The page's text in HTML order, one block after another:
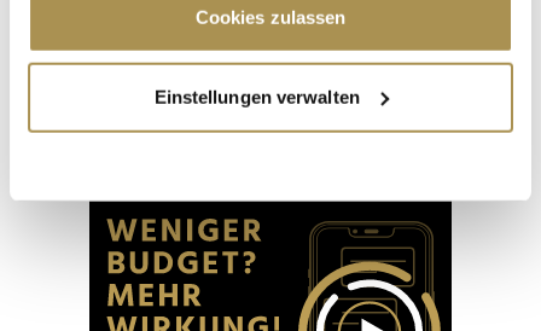
Trigger Symbol ändern oder widerrufen
Informationen über Ihre geografische Lage
erfassen, welche bis auf einige Meter genau sein
bestimmten Merkmalen (Fingerprinting) identifizieren
Erfahren Sie mehr darüber, wie Ihre persönlichen Daten
verarbeitet werden, und legen Sie Ihre Präferenzen im
Abschnitt Einzelheiten fest.
Cookies zulassen
Einstellungen verwalten
Sommerloch"